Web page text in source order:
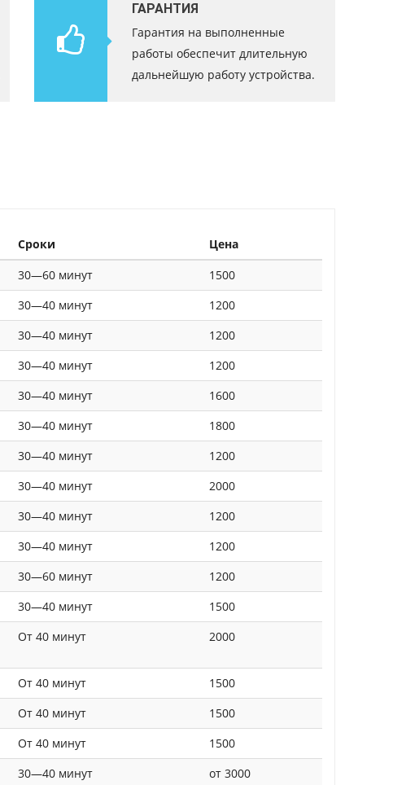
ГАРАНТИЯ
Гарантия на выполненные
работы обеспечит длительную
дальнейшую работу устройства.
Сроки
Цена
30—60 минут
1500
30—40 минут
1200
30—40 минут
1200
30—40 минут
1200
30—40 минут
1600
30—40 минут
1800
30—40 минут
1200
30—40 минут
2000
30—40 минут
1200
30—40 минут
1200
30—60 минут
1200
30—40 минут
1500
От 40 минут 2000
От 40 минут
1500
От 40 минут
1500
От 40 минут
1500
30—40 минут от 3000